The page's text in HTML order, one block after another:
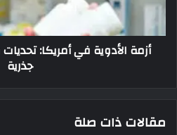
أزمة الأدوية في أمريكا:
جذرية
مقالات ذات صلة